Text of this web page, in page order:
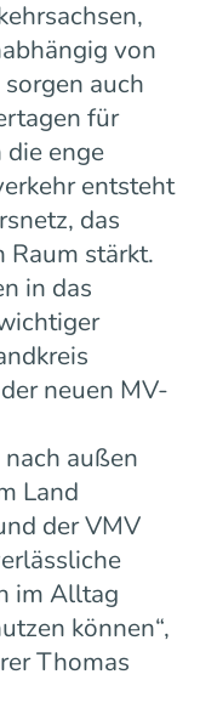
von
auch
für
enge
entsteht
das
Raum stärkt.
in das
neuen MV-
außen
Land
der VMV
im Alltag
können“,
Thomas